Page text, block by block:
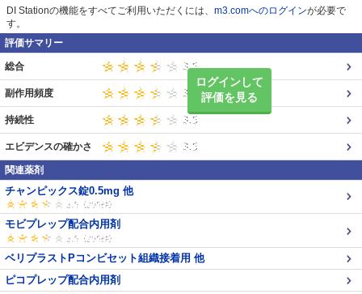
DI Stationの機能をすべてご利用いただくには、 m3.comへのログインが必要で
す。
評価サマリー
ログインして
評価を見る
総合
副作用頻度
持続性
エビデンスの確かさ
関連薬剤
チャンピックス錠0.5mg 他
モビプレップ配合内用剤
ベリプラストPコンビセット組織接着用 他
ピコプレップ配合内用剤